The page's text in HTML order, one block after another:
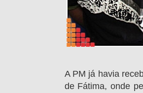
A PM já havia
de Fátima, onde